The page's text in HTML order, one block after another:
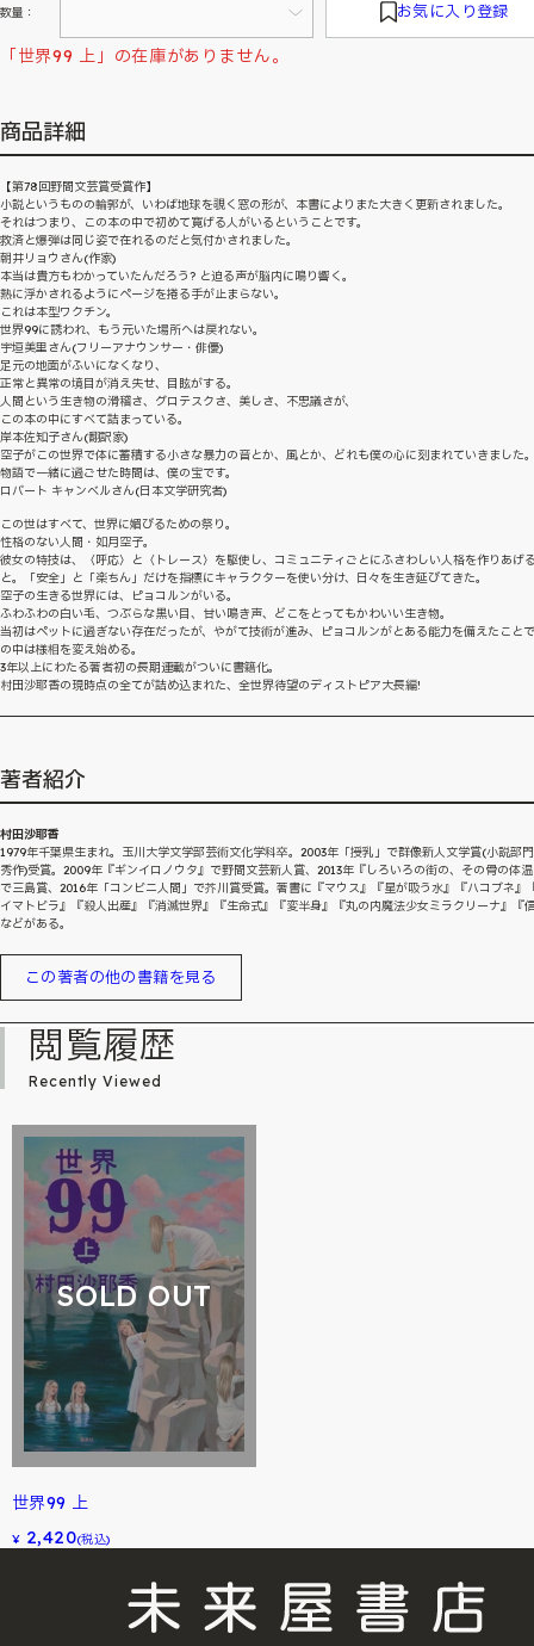
数量： お気に入り登録
「世界99 上」の在庫がありません。
商品詳細
【第78回野間文芸賞受賞作】
小説というものの輪郭が、いわば地球を覗く窓の形が、本書によりまた大きく更新されました。
それはつまり、この本の中で初めて寛げる人がいるということです。
救済と爆弾は同じ姿で在れるのだと気付かされました。
朝井リョウさん(作家)
本当は貴方もわかっていたんだろう? と迫る声が脳内に鳴り響く。
熱に浮かされるようにページを捲る手が止まらない。
これは本型ワクチン。
世界99に誘われ、もう元いた場所へは戻れない。
宇垣美里さん(フリーアナウンサー・俳優)
足元の地面がふいになくなり、
正常と異常の境目が消え失せ、目眩がする。
人間という生き物の滑稽さ、グロテスクさ、美しさ、不思議さが、
この本の中にすべて詰まっている。
岸本佐知子さん(翻訳家)
空子がこの世界で体に蓄積する小さな暴力の音とか、風とか、どれも僕の心に刻まれていきました
物語で一緒に過ごせた時間は、僕の宝です。
ロバート キャンベルさん(日本文学研究者)
この世はすべて、世界に媚びるための祭り。
性格のない人間・如月空子。
彼女の特技は、〈呼応〉と〈トレース〉を駆使し、コミュニティごとにふさわしい人格を作りあげ
と。「安全」と「楽ちん」だけを指標にキャラクターを使い分け、日々を生き延びてきた。
空子の生きる世界には、ピョコルンがいる。
ふわふわの白い毛、つぶらな黒い目、甘い鳴き声、どこをとってもかわいい生き物。
当初はペットに過ぎない存在だったが、やがて技術が進み、ピョコルンがとある能力を備えたこと
の中は様相を変え始める。
3年以上にわたる著者初の長期連載がついに書籍化。
村田沙耶香の現時点の全てが詰め込まれた、全世界待望のディストピア大長編!
著者紹介
村田沙耶香
1979年千葉県生まれ。玉川大学文学部芸術文化学科卒。2003年「授乳」で群像新人文学賞(小説部
秀作)受賞。2009年『ギンイロノウタ』で野間文芸新人賞、2013年『しろいろの街の、その骨の体
で三島賞、2016年「コンビニ人間」で芥川賞受賞。著書に『マウス』『星が吸う水』『ハコブネ』
イマトビラ』『殺人出産』『消滅世界』『生命式』『変半身』『丸の内魔法少女ミラクリーナ』『
などがある。
この著者の他の書籍を見る
閲覧履歴
Recently Viewed
SOLD OUT
世界99 上
¥ 2,420(税込)